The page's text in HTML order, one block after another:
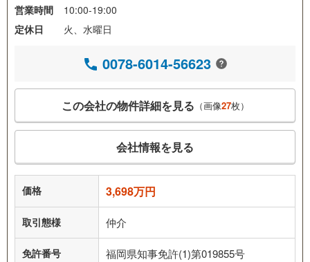
営業時間
10:00-19:00
定休日
火、水曜日
0078-6014-56623
この会社の物件詳細を見る （画像27枚）
会社情報を見る
価格 3,698万円
取引態様 仲介
免許番号 福岡県知事免許(1)第019855号